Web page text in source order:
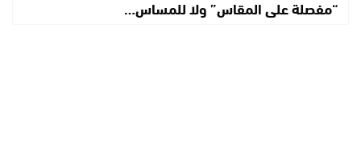
“مفصلة على المقاس” ولا للمساس…